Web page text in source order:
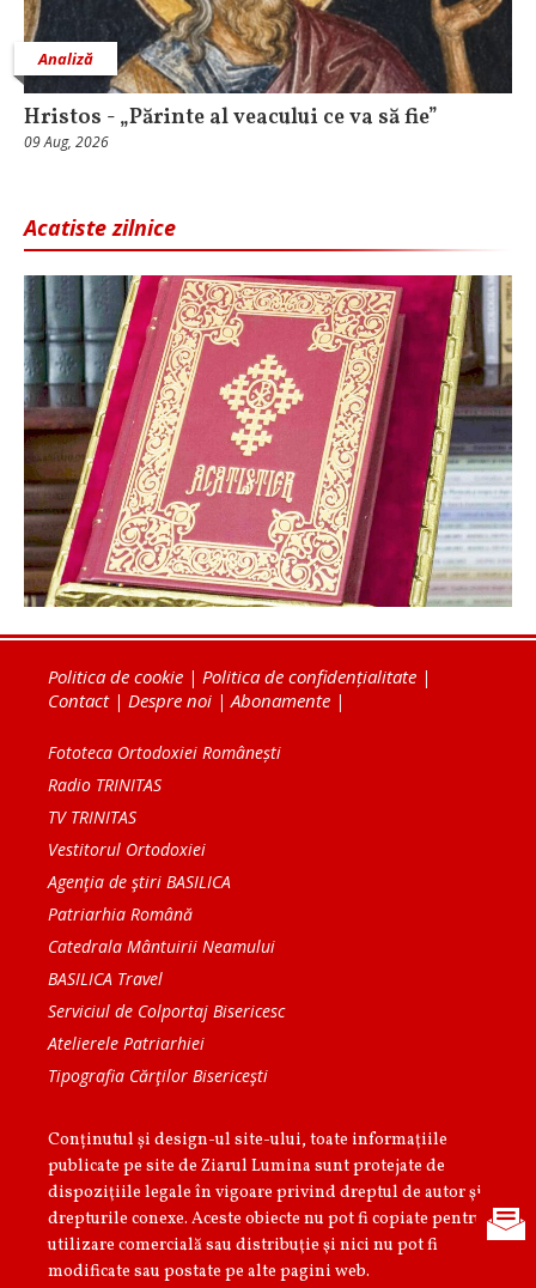
Analiză
Hristos - „Părinte al veacului ce va să fie”
09 Aug, 2026
Acatiste zilnice
Politica de cookie | Politica de confidențialitate |
Contact| Despre noi | Abonamente |
Fototeca Ortodoxiei Românești
Radio TRINITAS
TV TRINITAS
Vestitorul Ortodoxiei
Agenţia de ştiri BASILICA
Patriarhia Română
Catedrala Mântuirii Neamului
BASILICA Travel
Serviciul de Colportaj Bisericesc
Atelierele Patriarhiei
Tipografia Cărţilor Bisericeşti
Conținutul și design-ul site-ului, toate informaţiile
publicate pe site de Ziarul Lumina sunt protejate de
dispoziţiile legale în vigoare privind dreptul de autor şi
drepturile conexe. Aceste obiecte nu pot fi copiate pentru
utilizare comercială sau distribuţie şi nici nu pot fi
modificate sau postate pe alte pagini web.